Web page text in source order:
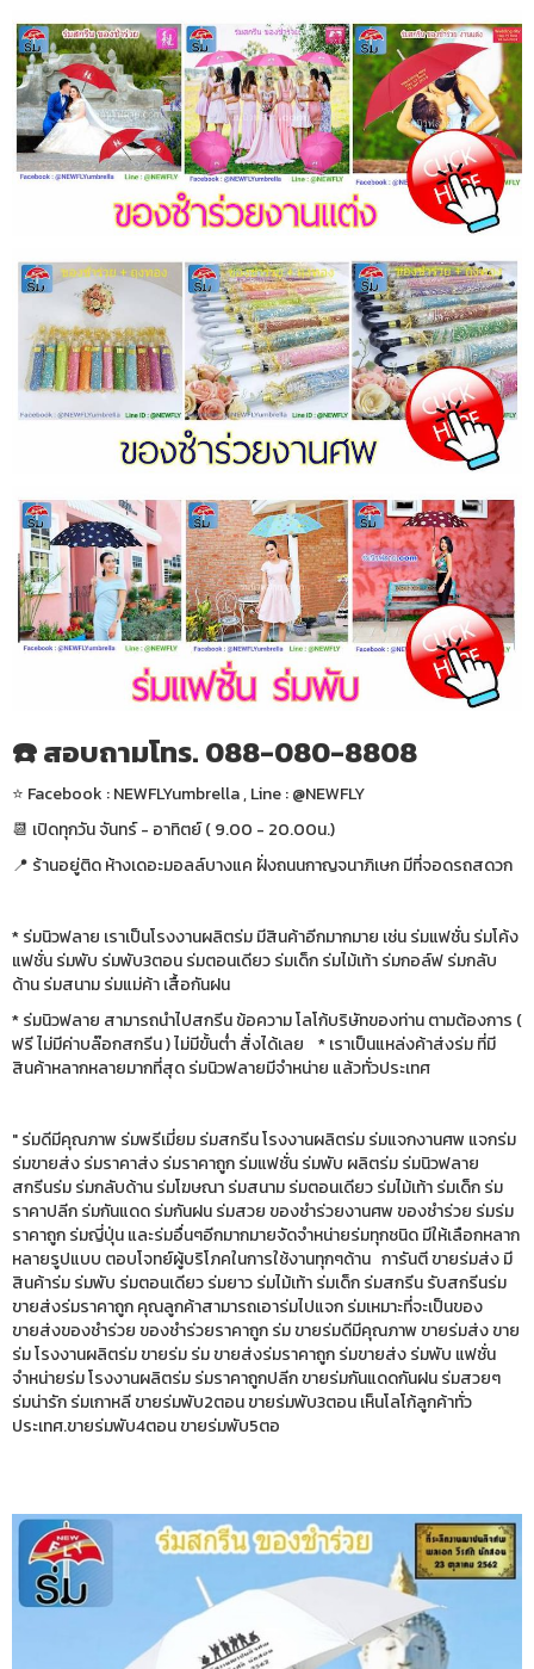
☎️ สอบถามโทร. 088-080-8808
⭐️ Facebook : NEWFLYumbrella , Line : @NEWFLY
📆 เปิดทุกวัน จันทร์ - อาทิตย์ ( 9.00 - 20.00น.)
📍 ร้านอยู่ติด ห้างเดอะมอลล์บางแค ฝั่งถนนกาญจนาภิเษก มีที่จอดรถสดวก
* ร่มนิวฟลาย เราเป็นโรงงานผลิตร่ม มีสินค้าอีกมากมาย เช่น ร่มแฟชั่น ร่มโค้ง
แฟชั่น ร่มพับ ร่มพับ3ตอน ร่มตอนเดียว ร่มเด็ก ร่มไม้เท้า ร่มกอล์ฟ ร่มกลับ
ด้าน ร่มสนาม ร่มแม่ค้า เสื้อกันฝน
* ร่มนิวฟลาย สามารถนำไปสกรีน ข้อความ โลโก้บริษัทของท่าน ตามต้องการ (
ฟรี ไม่มีค่าบล๊อกสกรีน ) ไม่มีขั้นต่ำ สั่งได้เลย * เราเป็นแหล่งค้าส่งร่ม ที่มี
สินค้าหลากหลายมากที่สุด ร่มนิวฟลายมีจำหน่าย แล้วทั่วประเทศ
" ร่มดีมีคุณภาพ ร่มพรีเมี่ยม ร่มสกรีน โรงงานผลิตร่ม ร่มแจกงานศพ แจกร่ม
ร่มขายส่ง ร่มราคาส่ง ร่มราคาถูก ร่มแฟชั่น ร่มพับ ผลิตร่ม ร่มนิวฟลาย
สกรีนร่ม ร่มกลับด้าน ร่มโฆษณา ร่มสนาม ร่มตอนเดียว ร่มไม้เท้า ร่มเด็ก ร่ม
ราคาปลีก ร่มกันแดด ร่มกันฝน ร่มสวย ของชำร่วยงานศพ ของชำร่วย ร่มร่ม
ราคาถูก ร่มญี่ปุ่น และร่มอื่นๆอีกมากมายจัดจำหน่ายร่มทุกชนิด มีให้เลือกหลาก
หลายรูปแบบ ตอบโจทย์ผู้บริโภคในการใช้งานทุกๆด้าน การันตี ขายร่มส่ง มี
สินค้าร่ม ร่มพับ ร่มตอนเดียว ร่มยาว ร่มไม้เท้า ร่มเด็ก ร่มสกรีน รับสกรีนร่ม
ขายส่งร่มราคาถูก คุณลูกค้าสามารถเอาร่มไปแจก ร่มเหมาะที่จะเป็นของ
ขายส่งของชำร่วย ของชำร่วยราคาถูก ร่ม ขายร่มดีมีคุณภาพ ขายร่มส่ง ขาย
ร่ม โรงงานผลิตร่ม ขายร่ม ร่ม ขายส่งร่มราคาถูก ร่มขายส่ง ร่มพับ แฟชั่น
จำหน่ายร่ม โรงงานผลิตร่ม ร่มราคาถูกปลีก ขายร่มกันแดดกันฝน ร่มสวยๆ
ร่มน่ารัก ร่มเกาหลี ขายร่มพับ2ตอน ขายร่มพับ3ตอน เห็นโลโก้ลูกค้าทั่ว
ประเทศ.ขายร่มพับ4ตอน ขายร่มพับ5ตอ